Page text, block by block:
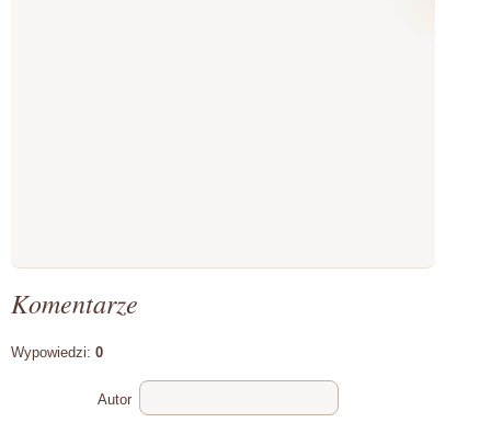
Komentarze
Wypowiedzi: 0
Autor